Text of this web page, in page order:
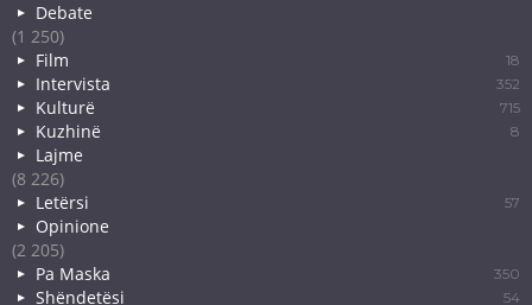
Debate
(1 250)
Film
18
Intervista 352
Kulturë 715
Kuzhinë 8
Lajme
(8 226)
Letërsi
57
Opinione
(2 205)
Pa Maska
350
Shëndetësi 54